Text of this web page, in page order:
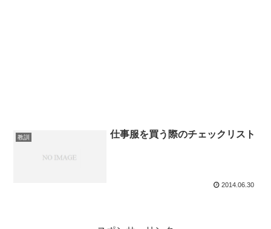
教訓 仕事服を買う際のチェックリスト
2014.06.30